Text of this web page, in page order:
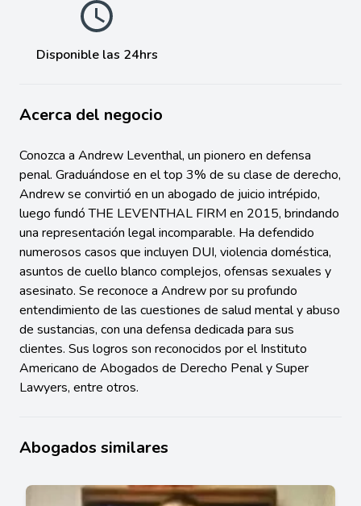
Disponible las 24hrs
Acerca del negocio
Conozca a Andrew Leventhal, un pionero en defensa
penal. Graduándose en el top 3% de su clase de derecho,
Andrew se convirtió en un abogado de juicio intrépido,
luego fundó THE LEVENTHAL FIRM en 2015, brindando
una representación legal incomparable. Ha defendido
numerosos casos que incluyen DUI, violencia doméstica,
asuntos de cuello blanco complejos, ofensas sexuales y
asesinato. Se reconoce a Andrew por su profundo
entendimiento de las cuestiones de salud mental y abuso
de sustancias, con una defensa dedicada para sus
clientes. Sus logros son reconocidos por el Instituto
Americano de Abogados de Derecho Penal y Super
Lawyers, entre otros.
Abogados similares